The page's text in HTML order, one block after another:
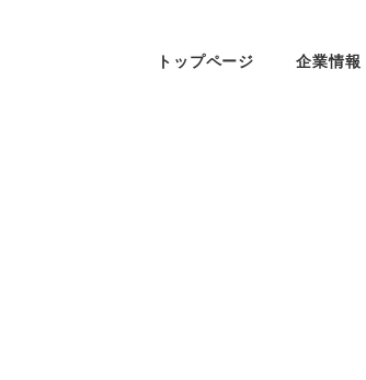
トップページ 企業情報